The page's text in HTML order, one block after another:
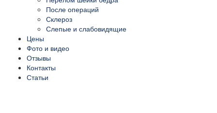
После операций
Склероз
Слепые и слабовидящие
Цены
Фото и видео
Отзывы
Контакты
Статьи